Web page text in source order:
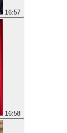
16:57
16:58